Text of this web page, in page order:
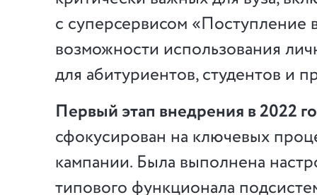
с суперсервисом «Поступление
возможности использования
для абитуриентов, студентов и
Первый этап внедрения в 2022
сфокусирован на ключевых
кампании. Была выполнена
типового функционала